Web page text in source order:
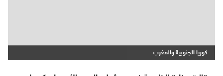
كوريا الجنوبية والمغرب